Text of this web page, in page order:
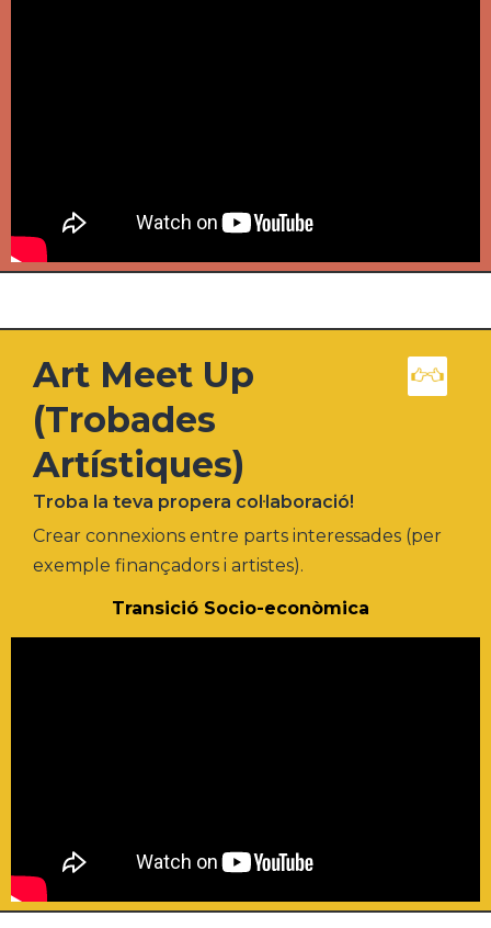
Art Meet Up
(Trobades
Artístiques)
Troba la teva propera col·laboració!
Crear connexions entre parts interessades (per
exemple finançadors i artistes).
Transició Socio-econòmica